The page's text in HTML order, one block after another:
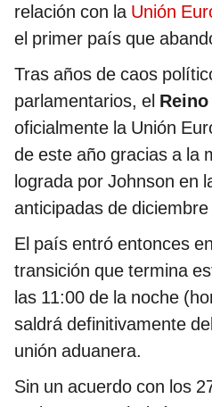
relación con la Unión
el primer país que
Tras años de caos
parlamentarios, el
oficialmente la Unión
de este año gracias a la
lograda por Johnson en
anticipadas de
El país entró entonces
transición que termina
las 11:00 de la noche
saldrá definitivamente
unión aduanera.
Sin un acuerdo con los